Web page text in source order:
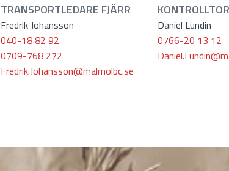
TRANSPORTLEDARE FJÄRR
Fredrik Johansson
040-18 82 92
0709-768 272
Fredrik.Johansson@malmolbc.se
Daniel Lundin
0766-20 13 12